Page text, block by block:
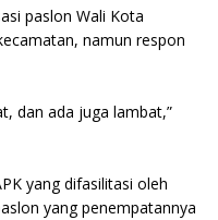
paslon Wali Kota
namun respon
dan ada juga lambat,”
yang difasilitasi oleh
yang penempatannya